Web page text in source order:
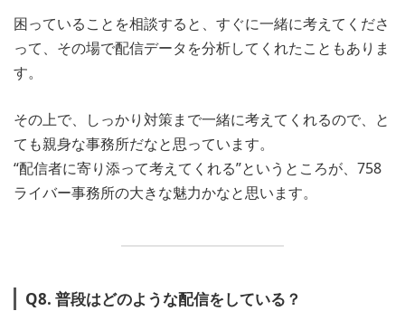
困っていることを相談すると、すぐに一緒に考えてくださ
って、その場で配信データを分析してくれたこともありま
す。
その上で、しっかり対策まで一緒に考えてくれるので、と
ても親身な事務所だなと思っています。
“配信者に寄り添って考えてくれる”というところが、758
ライバー事務所の大きな魅力かなと思います。
Q8. 普段はどのような配信をしている？